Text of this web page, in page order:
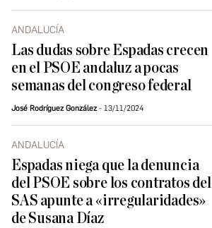
ANDALUCÍA
Las dudas sobre Espadas crecen
en el PSOE andaluz a pocas
semanas del congreso federal
José Rodríguez González 13/11/2024
ANDALUCÍA
Espadas niega que la denuncia
del PSOE sobre los contratos del
SAS apunte a «irregularidades»
de Susana Díaz